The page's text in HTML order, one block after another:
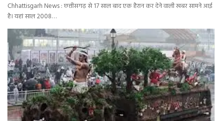
Chhattisgarh News : छत्तीसगढ़ से 17 साल बाद एक हैरान कर देने वाली खबर सामने आई
है। यहां साल 2008…